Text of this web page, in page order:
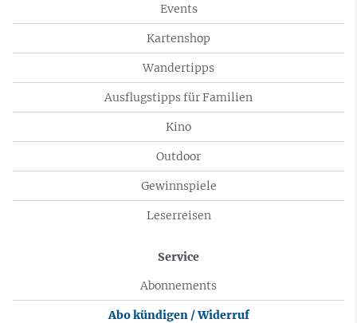
Events
Kartenshop
Wandertipps
Ausflugstipps für Familien
Kino
Outdoor
Gewinnspiele
Leserreisen
Service
Abonnements
Abo kündigen / Widerruf